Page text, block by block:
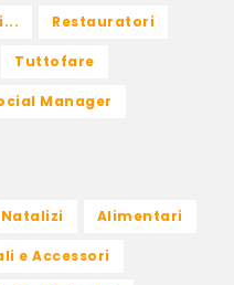
Restauratori
Tuttofare
Manager
Alimentari
e Accessori